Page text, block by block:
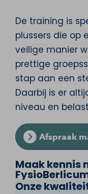
De training is
plussers die op
veilige manier
prettige
stap aan een
Daarbij is er
niveau en
Afspraak
Maak kennis
Onze